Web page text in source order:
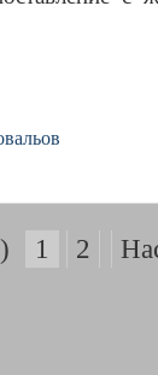
1 2